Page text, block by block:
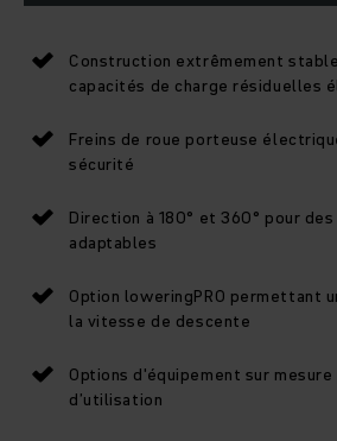
Construction extrêmement
capacités de charge résiduelles
Freins de roue porteuse
sécurité
Direction à 180° et 360° pour
adaptables
Option loweringPRO permettant
la vitesse de descente
Options d'équipement sur mesure
d’utilisation